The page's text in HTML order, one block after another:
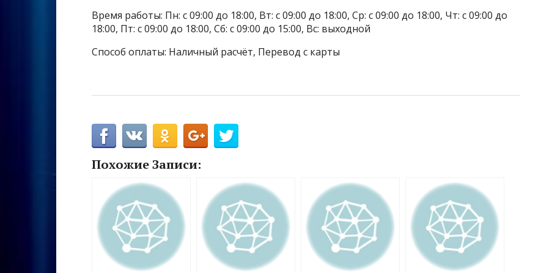
Время работы: Пн: с 09:00 до 18:00, Вт: с 09:00 до 18:00, Ср: с 09:00 до 18:00, Чт: с 09:00 до
18:00, Пт: с 09:00 до 18:00, Сб: с 09:00 до 15:00, Вс: выходной
Способ оплаты: Наличный расчёт, Перевод с карты
Похожие Записи: